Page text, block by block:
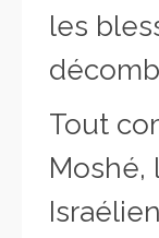
les
Tout
Moshé,